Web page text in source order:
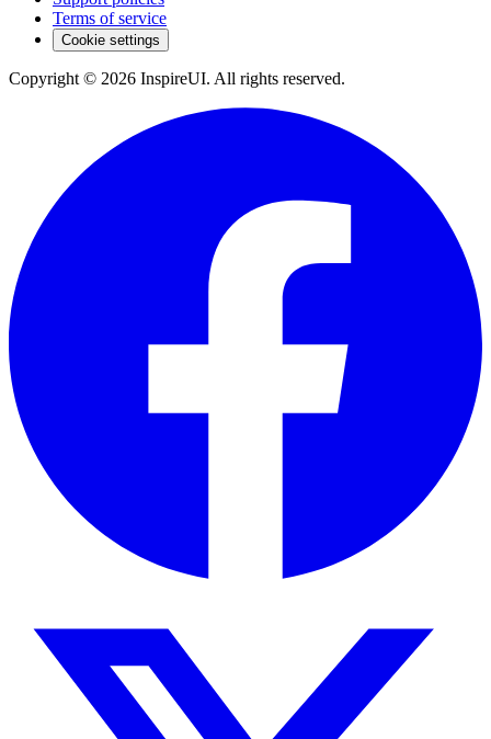
Terms of service
Cookie settings
Copyright © 2026 InspireUI. All rights reserved.